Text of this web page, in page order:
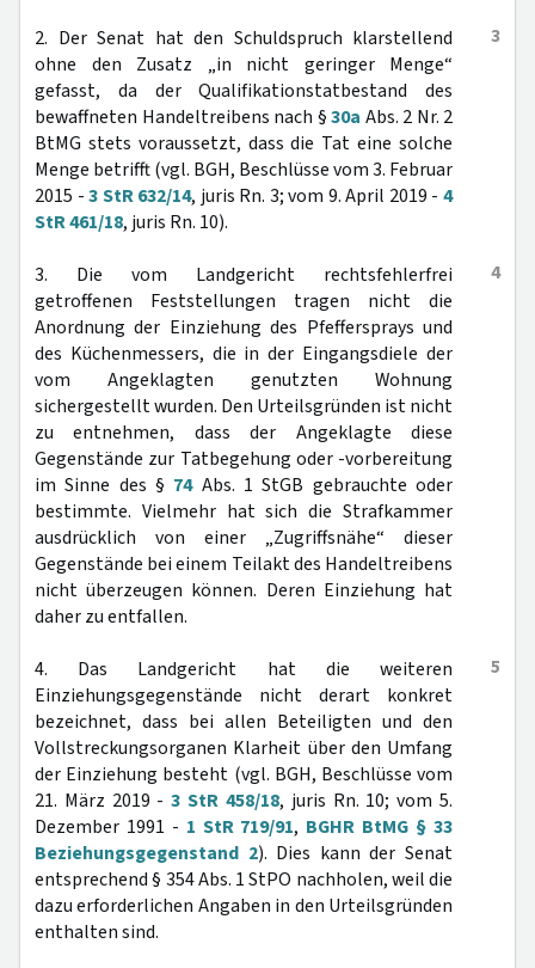
3
2. Der Senat hat den Schuldspruch klarstellend
ohne den Zusatz „in nicht geringer Menge“
gefasst, da der Qualifikationstatbestand des
bewaffneten Handeltreibens nach §30a Abs. 2 Nr. 2
BtMG stets voraussetzt, dass die Tat eine solche
Menge betrifft (vgl. BGH, Beschlüsse vom 3. Februar
2015 -3 StR 632/14, juris Rn. 3; vom 9. April 2019 -4
StR 461/18, juris Rn. 10).
4
3. Die vom Landgericht rechtsfehlerfrei
getroffenen Feststellungen tragen nicht die
Anordnung der Einziehung des Pfeffersprays und
des Küchenmessers, die in der Eingangsdiele der
vom Angeklagten genutzten Wohnung
sichergestellt wurden. Den Urteilsgründen ist nicht
zu entnehmen, dass der Angeklagte diese
Gegenstände zur Tatbegehung oder -vorbereitung
im Sinne des § 74Abs. 1 StGB gebrauchte oder
bestimmte. Vielmehr hat sich die Strafkammer
ausdrücklich von einer „Zugriffsnähe“ dieser
Gegenstände bei einem Teilakt des Handeltreibens
nicht überzeugen können. Deren Einziehung hat
daher zu entfallen.
5
4. Das Landgericht hat die weiteren
Einziehungsgegenstände nicht derart konkret
bezeichnet, dass bei allen Beteiligten und den
Vollstreckungsorganen Klarheit über den Umfang
der Einziehung besteht (vgl. BGH, Beschlüsse vom
21. März 2019 -3 StR 458/18, juris Rn. 10; vom 5.
Dezember 1991 - 1 StR 719/91, BGHR BtMG § 33
Beziehungsgegenstand 2). Dies kann der Senat
entsprechend § 354 Abs. 1 StPO nachholen, weil die
dazu erforderlichen Angaben in den Urteilsgründen
enthalten sind.